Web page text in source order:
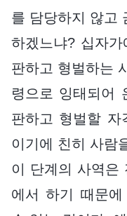
를 담당하지 않고
하겠느냐? 십자
판하고 형벌하는
령으로 잉태되어
판하고 형벌할
이기에 친히 사람
이 단계의 사역은
에서 하기 때문